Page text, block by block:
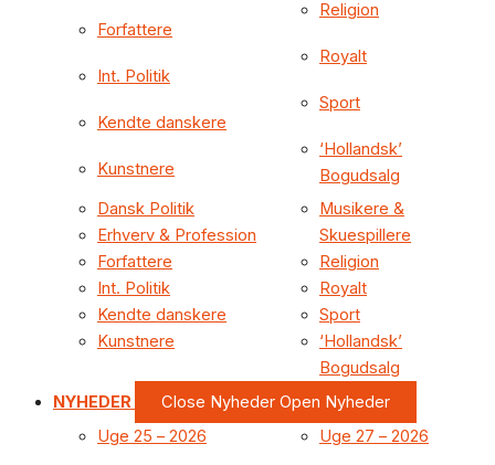
Forfattere
Int. Politik
Kendte danskere
Kunstnere
Religion
Royalt
Sport
‘Hollandsk’
Bogudsalg
Dansk Politik
Erhverv & Profession
Forfattere
Int. Politik
Kendte danskere
Kunstnere
Musikere &
Skuespillere
Religion
Royalt
Sport
‘Hollandsk’
Bogudsalg
NYHEDER
Close Nyheder Open Nyheder
Uge 25 – 2026
Uge 27 – 2026